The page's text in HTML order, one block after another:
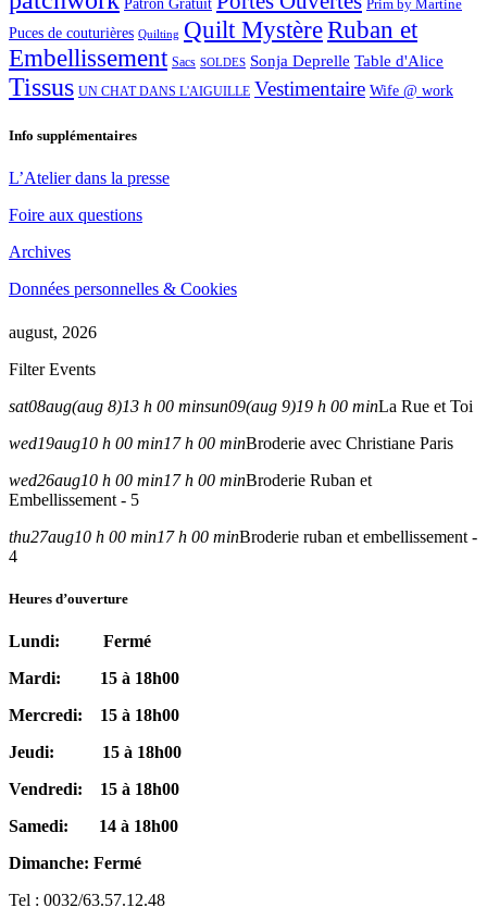
Patron Gratuit
Prim by Martine
Puces de couturières Quilting Quilt MystèreRuban et
Embellissement Sacs SOLDES Sonja Deprelle Table d'Alice
Tissus UN CHAT DANS L'AIGUILLE Vestimentaire Wife @ work
Info supplémentaires
L’Atelier dans la presse
Foire aux questions
Archives
Données personnelles & Cookies
august, 2026
Filter Events
sat08aug(aug 8)13 h 00 minsun09(aug 9)19 h 00 minLa Rue et Toi
wed19aug10 h 00 min17 h 00 minBroderie avec Christiane Paris
wed26aug10 h 00 min17 h 00 minBroderie Ruban et
Embellissement - 5
thu27aug10 h 00 min17 h 00 minBroderie ruban et embellissement -
4
Heures d’ouverture
Lundi: Fermé
Mardi: 15 à 18h00
Mercredi: 15 à 18h00
Jeudi: 15 à 18h00
Vendredi: 15 à 18h00
Samedi: 14 à 18h00
Dimanche: Fermé
Tel : 0032/63.57.12.48